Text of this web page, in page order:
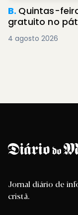
B. Quintas-
gratuito no
4 agosto 2026
Jornal diário de
cristã.